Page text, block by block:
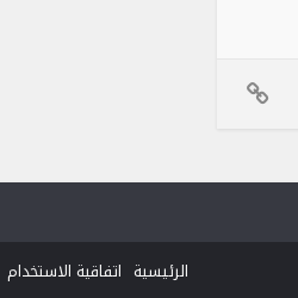
الرئيسية اتفاقية الاستخدام